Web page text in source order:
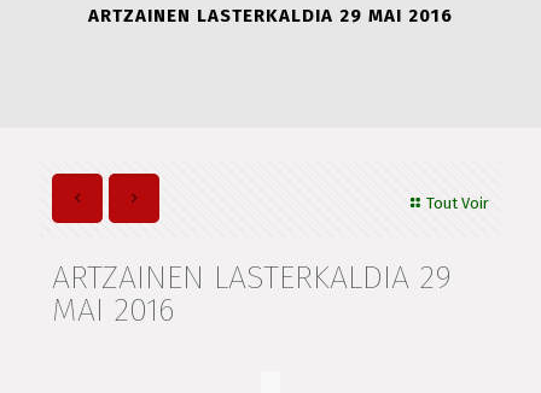
ARTZAINEN LASTERKALDIA 29 MAI 2016
Tout Voir
ARTZAINEN LASTERKALDIA 29
MAI 2016